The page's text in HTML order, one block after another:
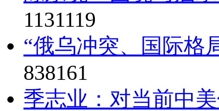
1131119
“俄乌冲突、国际格
838161
季志业：对当前中